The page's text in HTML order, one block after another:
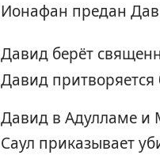
Ионафан предан
Давид берёт
Давид
Давид в Адулламе и
Саул приказывает